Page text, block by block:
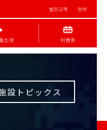
법인고객 언어
소개 이벤트
設トピックス